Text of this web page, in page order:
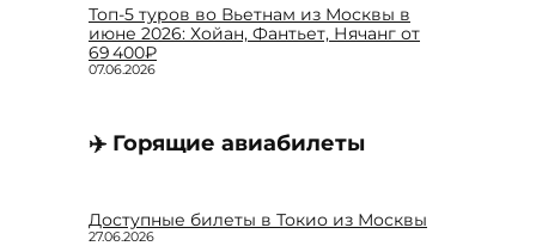
Топ-5 туров во Вьетнам из Москвы в
июне 2026: Хойан, Фантьет, Нячанг от
69 400₽
07.06.2026
✈️ Горящие авиабилеты
Доступные билеты в Токио из Москвы
27.06.2026